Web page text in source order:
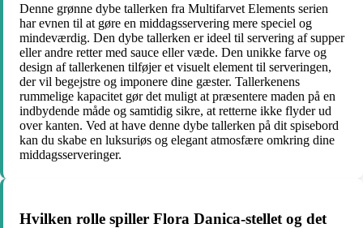
Denne grønne dybe tallerken fra Multifarvet Elements serien
har evnen til at gøre en middagsservering mere speciel og
mindeværdig. Den dybe tallerken er ideel til servering af supper
eller andre retter med sauce eller væde. Den unikke farve og
design af tallerkenen tilføjer et visuelt element til serveringen,
der vil begejstre og imponere dine gæster. Tallerkenens
rummelige kapacitet gør det muligt at præsentere maden på en
indbydende måde og samtidig sikre, at retterne ikke flyder ud
over kanten. Ved at have denne dybe tallerken på dit spisebord
kan du skabe en luksuriøs og elegant atmosfære omkring dine
middagsserveringer.
Hvilken rolle spiller Flora Danica-stellet og det